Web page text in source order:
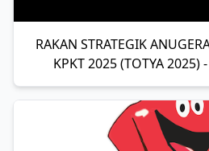
RAKAN STRATEGIK
KPKT 2025 (TOTYA 2025)